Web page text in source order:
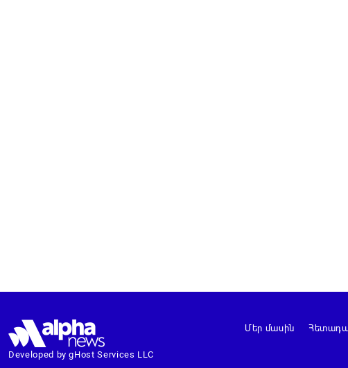
Developed by gHost Services LLC
Մեր մասին